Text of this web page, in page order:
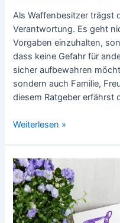
Als Waffenbesitzer trägst
Verantwortung. Es geht
Vorgaben einzuhalten,
dass keine Gefahr für
sicher aufbewahren
sondern auch Familie,
diesem Ratgeber erfährst
Verantwortungsvoll
So
kannst
du
deine
Waffen
Weiterlesen »